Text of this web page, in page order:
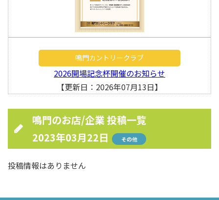
鳴門カントリークラブ
2026開場記念杯開催のお知らせ
【更新日：2026年07月13日】
鳴門のお店/企業 投稿一覧
2023年03月22日
その他
投稿情報はありません